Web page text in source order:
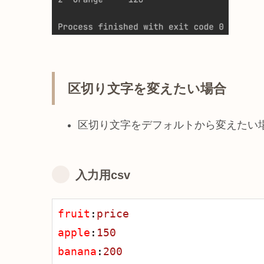
区切り文字を変えたい場合
区切り文字をデフォルトから変えたい
入力用csv
fruit : price
apple : 150
banana : 200